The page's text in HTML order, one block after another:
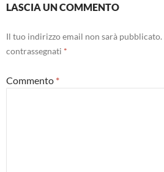
LASCIA UN COMMENTO
Il tuo indirizzo email non sarà pubblicato.
contrassegnati *
Commento *